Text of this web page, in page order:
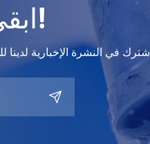
ابقى على تواصل!